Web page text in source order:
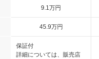
9.1万円
45.9万円
保証付
詳細については、販売店